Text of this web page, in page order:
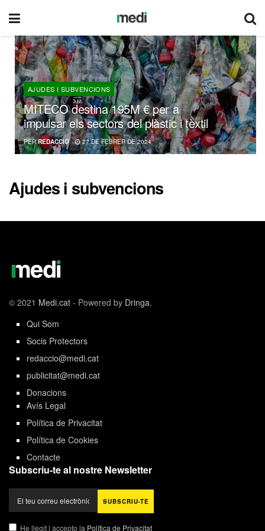
AJUDES I SUBVENCIONS
MITECO destina 195M € per a
impulsar els sectors del plàstic i tèxtil
PERREDACCIÓ 27 DE FEBRER DE 2024
Ajudes i subvencions
© 2021 Medi.cat - Powered by Dringa.
Qui Som
Socis Protectors
redaccio@medi.cat
publicitat@medi.cat
Donacions
Avís Legal
Política de Privacitat
Política de Cookies
Contacte
Subscriu-te al nostre Newsletter
He llegit i accepto la Política de Privacitat